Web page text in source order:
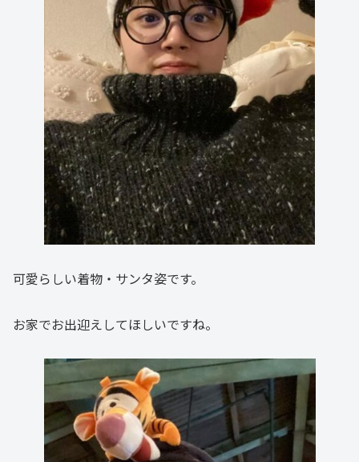
可愛らしい着物・サンタ姿です。
お家でお出迎えしてほしいですね。